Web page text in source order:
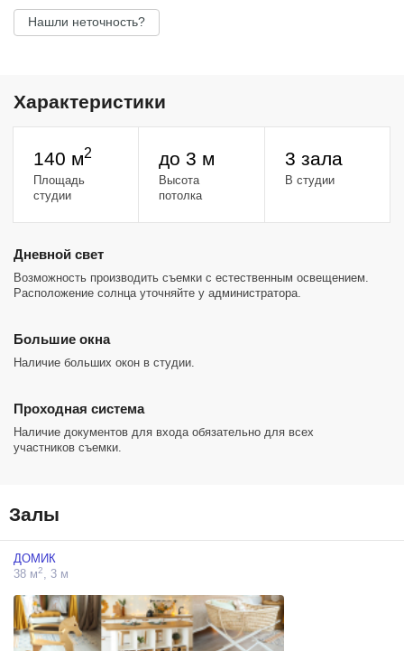
Нашли неточность?
Характеристики
140 м2
Площадь
студии
до 3 м
Высота
потолка
3 зала
В студии
Дневной свет
Возможность производить съемки с естественным освещением.
Расположение солнца уточняйте у администратора.
Большие окна
Наличие больших окон в студии.
Проходная система
Наличие документов для входа обязательно для всех
участников съемки.
Залы
ДОМИК
38 м2, 3 м